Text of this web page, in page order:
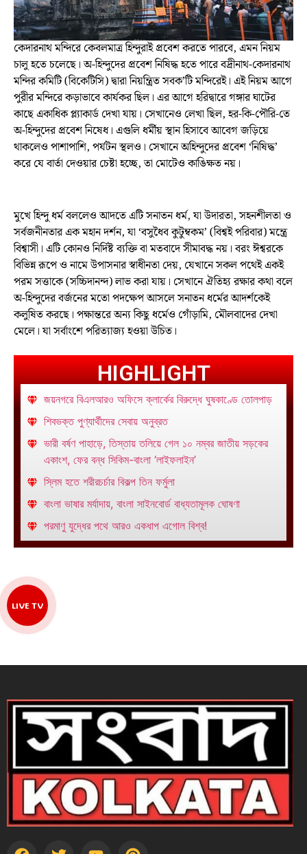
কেদারনাথ মন্দিরে কেবলমাত্র হিন্দুরাই প্রবেশ করতে পারবে, এমন নিয়ম
চালু হতে চলেছে। অ-হিন্দুদের প্রবেশ নিষিদ্ধ হতে পারে বদ্রীনাথ-কেদারনাথ
মন্দির কমিটি (বিকেটিসি) দ্বারা নিয়ন্ত্রিত সবক’টি মন্দিরেই। এই নিয়ম আগে
পুরীর মন্দিরে কড়াভাবে কার্যকর ছিল। এর আগে হরিদ্বারে গঙ্গার ঘাটের
কাছে একাধিক প্ল্যাকার্ড দেখা যায়। সেখানেও লেখা ছিল, হর-কি-পৌরি-তে
অ-হিন্দুদের প্রবেশ নিষেধ। এগুলি ধর্মীয় স্থান হিসাবে আবেগ জড়িয়ে
থাকলেও পাশাপাশি, পর্যটন স্থলও। সেখানে অহিন্দুদের প্রবেশ ‘নিষিদ্ধ’
করে যে বার্তা দেওয়ার চেষ্টা হচ্ছে, তা মোটেও কাঙিক্ষত নয়।
মুখে হিন্দু ধর্ম বললেও আদতে এটি সনাতন ধর্ম, যা উদারতা, সহনশীলতা ও
সর্বজনীনতার এক মহান দর্শন, যা ‘বসুধৈব কুটুম্বকম’ (বিশ্বই পরিবার) মন্ত্রে
বিশ্বাসী। এটি কোনও নির্দিষ্ট ব্যক্তি বা মতবাদে সীমাবদ্ধ নয়। বরং ঈশ্বরকে
বিভিন্ন রূপে ও নামে উপাসনার স্বাধীনতা দেয়, যেখানে সকল পথেই একই
পরম সত্তাকে (সচ্চিদানন্দ) লাভ করা যায়। সেখানে ঐতিহ্য রক্ষার কথা বলে
অ-হিন্দুদের বর্জনের মতো পদক্ষেপ আসলে সনাতন ধর্মের আদর্শকেই
কলুষিত করছে। পক্ষান্তরে অন্য কিছু ধর্মেও গোঁড়ামি, মৌলবাদের দেখা
মেলে। যা সর্বাংশে পরিত্যাজ্য হওয়া উচিত।
HIGHLIGHT
জয়নগরে বিএলআরও অফিসে ক্লার্কের বিরুদ্ধে ঘুষকাণ্ডে তোলপাড়
শিবভক্ত পুণ্যার্থীদের সেবায় অনুব্রত
ভারী বর্ষণ পাহাড়ে, তিস্তায় তলিয়ে গেল ১০ নম্বর জাতীয় সড়কের
একাংশ, ফের বন্ধ সিকিম-বাংলা ‘লাইফলাইন’
স্লিম হতে শরীরচর্চার বিকল্প তিন ফর্মুলা
বাংলা ভাষার মর্যাদায়, বাংলা সাইনবোর্ড বাধ্যতামূলক ঘোষণা
পরমাণু যুদ্ধের পথে আরও একধাপ এগোল বিশ্ব!
LIVE TV